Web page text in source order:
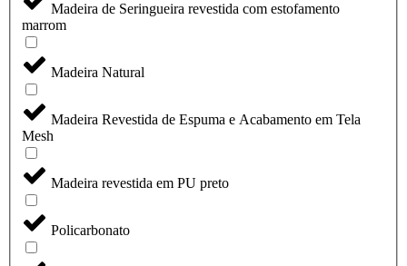
Madeira de Seringueira revestida com estofamento
marrom
Madeira Natural
Madeira Revestida de Espuma e Acabamento em Tela
Mesh
Madeira revestida em PU preto
Policarbonato